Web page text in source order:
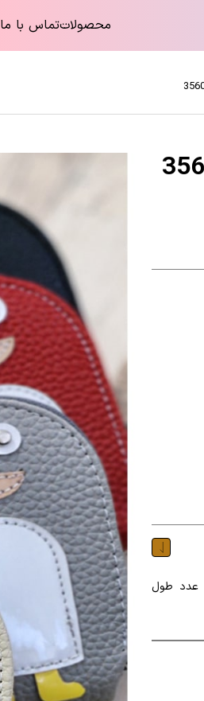
محصولاتتماس با ما
جاکارتی پنگوئن جنس: چرم تعداد جای کارت: 9 عدد طول